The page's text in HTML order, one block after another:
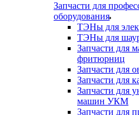
Запчасти для
оборудования
ТЭНы для
ТЭНы для
Запчасти для
фритюрниц
Запчасти для
Запчасти для
Запчасти для
машин УКМ
Запчасти для